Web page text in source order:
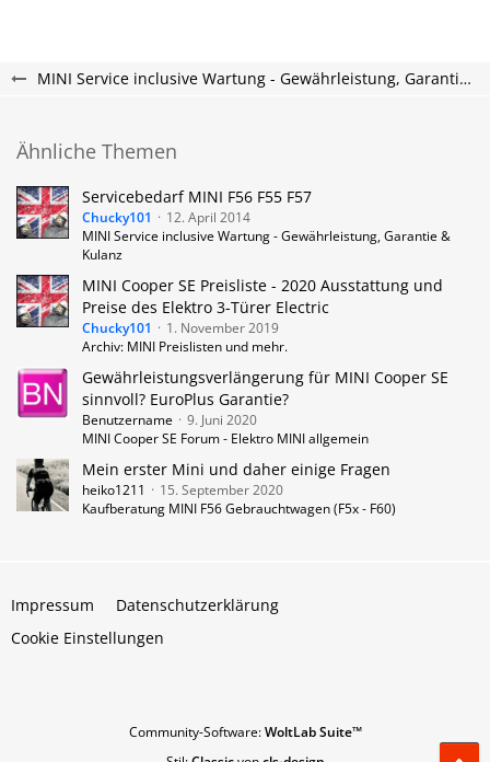
MINI Service inclusive Wartung - Gewährleistung, Garantie & Kulanz
Ähnliche Themen
Servicebedarf MINI F56 F55 F57
Chucky101
12. April 2014
MINI Service inclusive Wartung - Gewährleistung, Garantie &
Kulanz
MINI Cooper SE Preisliste - 2020 Ausstattung und
Preise des Elektro 3-Türer Electric
Chucky101
1. November 2019
Archiv: MINI Preislisten und mehr.
Gewährleistungsverlängerung für MINI Cooper SE
sinnvoll? EuroPlus Garantie?
Benutzername
9. Juni 2020
MINI Cooper SE Forum - Elektro MINI allgemein
Mein erster Mini und daher einige Fragen
heiko1211
15. September 2020
Kaufberatung MINI F56 Gebrauchtwagen (F5x - F60)
Impressum
Datenschutzerklärung
Cookie Einstellungen
Community-Software:WoltLab Suite™